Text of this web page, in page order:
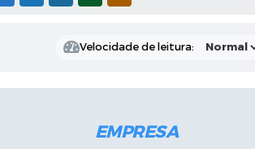
Velocidade de leitura:
EMPRESA